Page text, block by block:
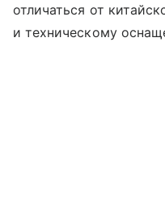
отличаться от
и техническому